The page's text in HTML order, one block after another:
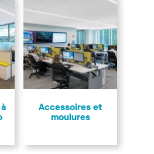
Accessoires et
moulures